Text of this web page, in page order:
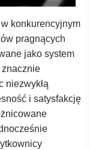
konkurencyjnym
pragnących
jako system
niezwykłą
i satysfakcję